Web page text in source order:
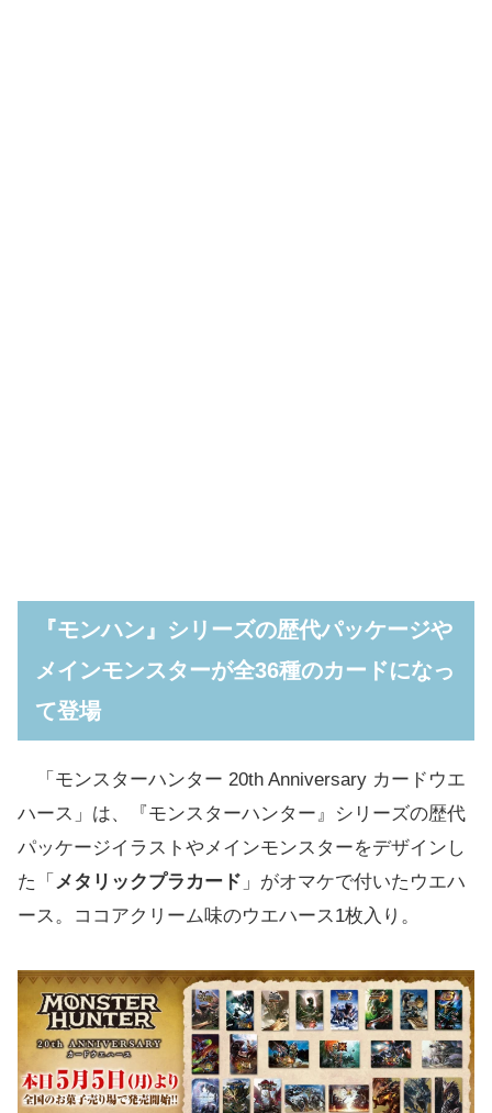
『モンハン』シリーズの歴代パッケージや
メインモンスターが全36種のカードになっ
て登場
「モンスターハンター 20th Anniversary カードウエ
ハース」は、『モンスターハンター』シリーズの歴代
パッケージイラストやメインモンスターをデザインし
た「 メタリックプラカード 」がオマケで付いたウエハ
ース。ココアクリーム味のウエハース1枚入り。